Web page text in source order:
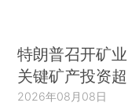
特朗普召开矿
关键矿产投资
2026年08月08日